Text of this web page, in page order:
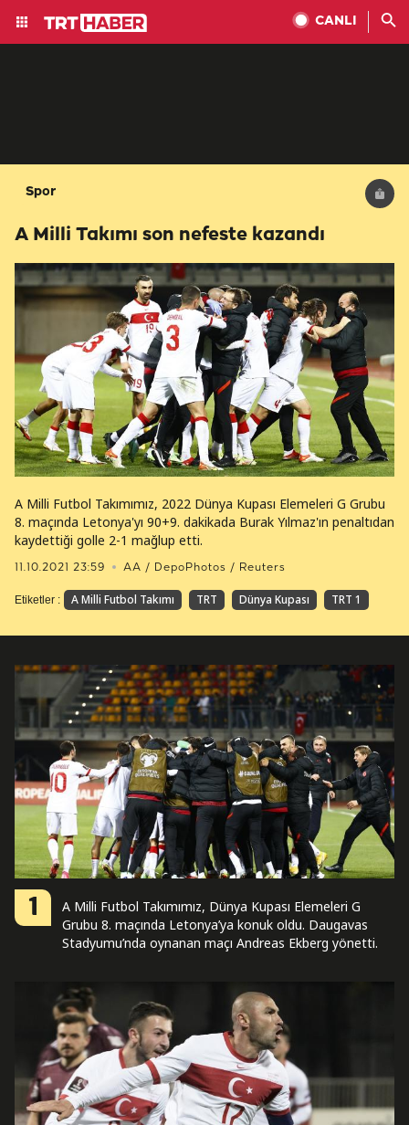
CANLI
Spor
A Milli Takımı son nefeste kazandı
11.10.2021 23:59 AA / DepoPhotos / Reuters
A Milli Futbol Takımımız, 2022 Dünya Kupası Elemeleri G Grubu
8. maçında Letonya'yı 90+9. dakikada Burak Yılmaz'ın penaltıdan
kaydettiği golle 2-1 mağlup etti.
Etiketler : A Milli Futbol Takımı TRT Dünya Kupası TRT 1
1
A Milli Futbol Takımımız, Dünya Kupası Elemeleri G
Grubu 8. maçında Letonya’ya konuk oldu. Daugavas
Stadyumu’nda oynanan maçı Andreas Ekberg yönetti.